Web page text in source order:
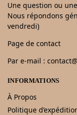
Une question ou
Nous répondons
vendredi)
Page de contact
Par e-mail :
INFORMATIONS
À Propos
Politique